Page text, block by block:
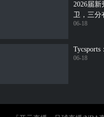
2026届
卫，三分
06-18
06-18